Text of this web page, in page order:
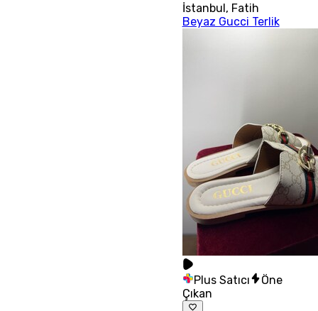
İstanbul, Fatih
Beyaz Gucci Terlik
Plus Satıcı
Öne
Çıkan